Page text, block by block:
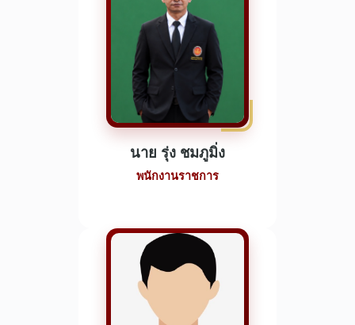
นาย รุ่ง ชมภูมิ่ง
พนักงานราชการ